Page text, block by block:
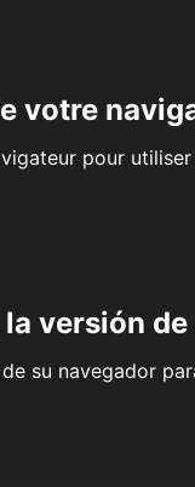
votre
pour
versión
su navegador